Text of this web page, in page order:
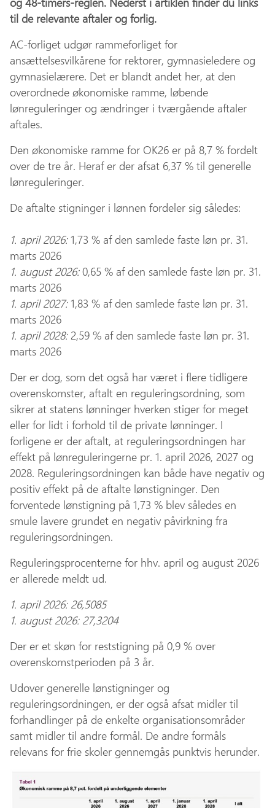
til de relevante aftaler og forlig.
AC-forliget udgør rammeforliget for
ansættelsesvilkårene for rektorer, gymnasieledere og
gymnasielærere. Det er blandt andet her, at den
overordnede økonomiske ramme, løbende
lønreguleringer og ændringer i tværgående aftaler
aftales.
Den økonomiske ramme for OK26 er på 8,7 % fordelt
over de tre år. Heraf er der afsat 6,37 % til generelle
lønreguleringer.
De aftalte stigninger i lønnen fordeler sig således:
1. april 2026:1,73 % af den samlede faste løn pr. 31.
marts 2026
1. august 2026:0,65 % af den samlede faste løn pr. 31.
marts 2026
1. april 2027:1,83 % af den samlede faste løn pr. 31.
marts 2026
1. april 2028:2,59 % af den samlede faste løn pr. 31.
marts 2026
Der er dog, som det også har været i flere tidligere
overenskomster, aftalt en reguleringsordning, som
sikrer at statens lønninger hverken stiger for meget
eller for lidt i forhold til de private lønninger. I
forligene er der aftalt, at reguleringsordningen har
effekt på lønreguleringerne pr. 1. april 2026, 2027 og
2028. Reguleringsordningen kan både have negativ og
positiv effekt på de aftalte lønstigninger. Den
forventede lønstigning på 1,73 % blev således en
smule lavere grundet en negativ påvirkning fra
reguleringsordningen.
Reguleringsprocenterne for hhv. april og august 2026
er allerede meldt ud.
1. april 2026: 26,5085
1. august 2026: 27,3204
Der er et skøn for reststigning på 0,9 % over
overenskomstperioden på 3 år.
Udover generelle lønstigninger og
reguleringsordningen, er der også afsat midler til
forhandlinger på de enkelte organisationsområder
samt midler til andre formål. De andre formåls
relevans for frie skoler gennemgås punktvis herunder.